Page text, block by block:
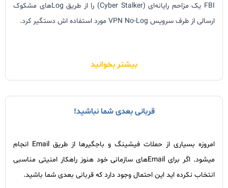
FBI یک مزاحم رایانه‌ای (Cyber Stalker) را از طریق Logهای مشکوک
ارسالی از طرف سرویس VPN No-Log مورد استفاده اش دستگیر کرد.
بیشتر بخوانید
قربانی بعدی شما نباشید!
امروزه بسیاری از حملات فیشینگ و باجگیرها از طریق Email انجام
میشود. اگر برای Emailهای سازمانی خود هنوز راهکار امنیتی مناسبی
انتخاب نکرده اید این احتمال وجود دارد که قربانی بعدی شما باشید.